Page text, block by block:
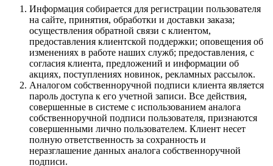
Информация собирается для регистрации пользователя
на сайте, принятия, обработки и доставки заказа;
осуществления обратной связи с клиентом,
предоставления клиентской поддержки; оповещения об
изменениях в работе наших служб; предоставления, с
согласия клиента, предложений и информации об
акциях, поступлениях новинок, рекламных рассылок.
Аналогом собственноручной подписи клиента является
пароль доступа к его учетной записи. Все действия,
совершенные в системе с использованием аналога
собственноручной подписи пользователя, признаются
совершенными лично пользователем. Клиент несет
полную ответственность за сохранность и
неразглашение данных аналога собственноручной
подписи.